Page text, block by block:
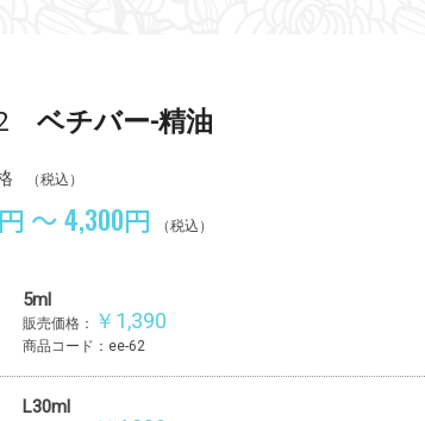
ベチバー-精油
（税込）
～ 4,300円 （税込）
5ml
販売価格： ￥1,390
商品コード：ee-62
L30ml